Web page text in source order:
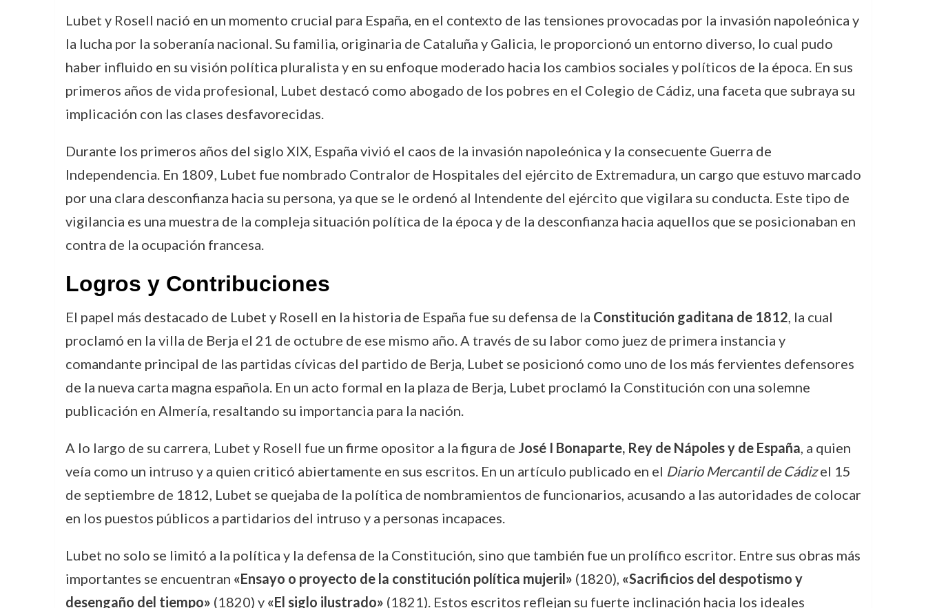
Lubet y Rosell nació en un momento crucial para España, en el contexto de las tensiones provocadas por la invasión napoleónica y
la lucha por la soberanía nacional. Su familia, originaria de Cataluña y Galicia, le proporcionó un entorno diverso, lo cual pudo
haber influido en su visión política pluralista y en su enfoque moderado hacia los cambios sociales y políticos de la época. En sus
primeros años de vida profesional, Lubet destacó como abogado de los pobres en el Colegio de Cádiz, una faceta que subraya su
implicación con las clases desfavorecidas.
Durante los primeros años del siglo XIX, España vivió el caos de la invasión napoleónica y la consecuente Guerra de
Independencia. En 1809, Lubet fue nombrado Contralor de Hospitales del ejército de Extremadura, un cargo que estuvo marcado
por una clara desconfianza hacia su persona, ya que se le ordenó al Intendente del ejército que vigilara su conducta. Este tipo de
vigilancia es una muestra de la compleja situación política de la época y de la desconfianza hacia aquellos que se posicionaban en
contra de la ocupación francesa.
Logros y Contribuciones
El papel más destacado de Lubet y Rosell en la historia de España fue su defensa de la Constitución gaditana de 1812, la cual
proclamó en la villa de Berja el 21 de octubre de ese mismo año. A través de su labor como juez de primera instancia y
comandante principal de las partidas cívicas del partido de Berja, Lubet se posicionó como uno de los más fervientes defensores
de la nueva carta magna española. En un acto formal en la plaza de Berja, Lubet proclamó la Constitución con una solemne
publicación en Almería, resaltando su importancia para la nación.
A lo largo de su carrera, Lubet y Rosell fue un firme opositor a la figura de José I Bonaparte, Rey de Nápoles y de España, a quien
veía como un intruso y a quien criticó abiertamente en sus escritos. En un artículo publicado en el Diario Mercantil de Cádizel 15
de septiembre de 1812, Lubet se quejaba de la política de nombramientos de funcionarios, acusando a las autoridades de colocar
en los puestos públicos a partidarios del intruso y a personas incapaces.
Lubet no solo se limitó a la política y la defensa de la Constitución, sino que también fue un prolífico escritor. Entre sus obras más
importantes se encuentran «Ensayo o proyecto de la constitución política mujeril» (1820), «Sacrificios del despotismo y
desengaño del tiempo» (1820) y «El siglo ilustrado» (1821). Estos escritos reflejan su fuerte inclinación hacia los ideales